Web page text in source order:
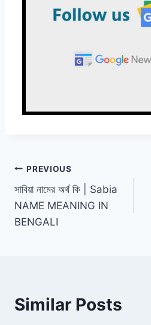
Post
navigation
PREVIOUS
সাবিয়া নামের অর্থ কি | Sabia
NAME MEANING IN
BENGALI
Similar Posts